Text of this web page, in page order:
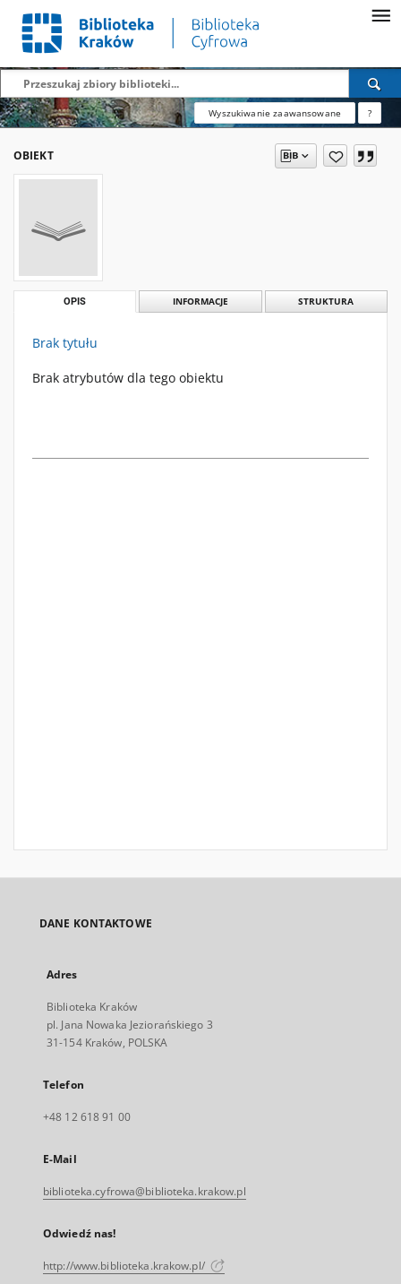
Wyszukiwanie zaawansowane ?
OBIEKT
OPIS INFORMACJE STRUKTURA
Brak tytułu
Brak atrybutów dla tego obiektu
DANE KONTAKTOWE
Adres
Biblioteka Kraków
pl. Jana Nowaka Jeziorańskiego 3
31-154 Kraków, POLSKA
Telefon
+48 12 618 91 00
E-Mail
biblioteka.cyfrowa@biblioteka.krakow.pl
Odwiedź nas!
http://www.biblioteka.krakow.pl/